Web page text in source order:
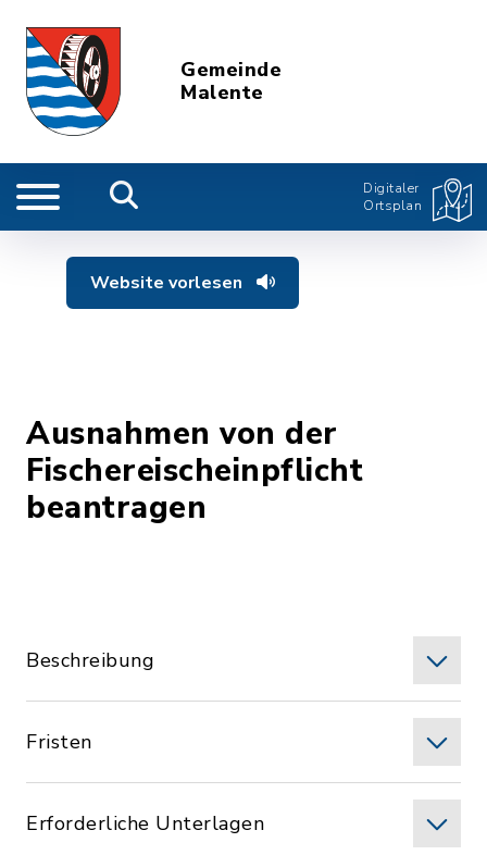
Gemeinde
Malente
Digitaler
Ortsplan
Website vorlesen
Ausnahmen von der
Fischereischeinpflicht
beantragen
Beschreibung
Fristen
Erforderliche Unterlagen